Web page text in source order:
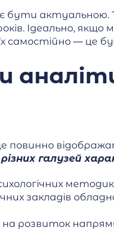
актуальною.
Ідеально,
самостійно — це
повинно
галузей
закладів
на розвиток